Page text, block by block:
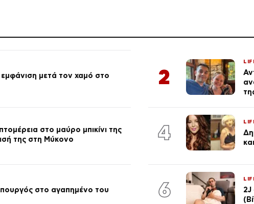
μετά τον χαμό στο
2
στο μαύρο μπικίνι της
της στη Μύκονο
4
στο αγαπημένο του
6
2J